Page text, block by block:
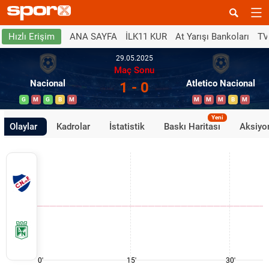
Hızlı Erişim ANA SAYFA İLK11 KUR At Yarışı Bankoları
Nacional
G M G B M
29.05.2025
Maç Sonu
1 - 0 Atletico Nacional
M M M B M
Olaylar Kadrolar İstatistik Baskı Haritası
Yeni
0' 15' 30'